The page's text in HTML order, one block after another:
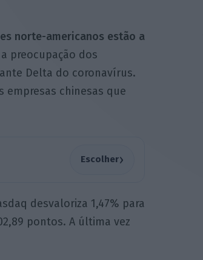
norte-americanos estão a
preocupação dos
Delta do coronavírus.
empresas chinesas que
Escolher›
desvaloriza 1,47% para
pontos. A última vez